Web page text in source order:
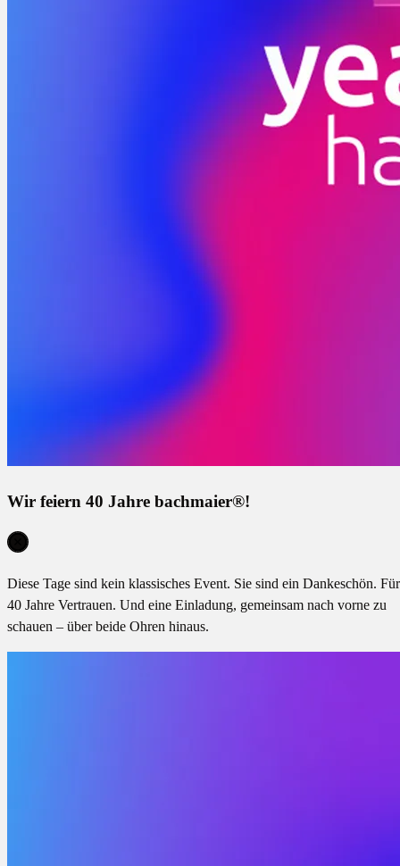
Wir feiern 40 Jahre bachmaier®!
Diese Tage sind kein klassisches Event. Sie sind ein Dankeschön. Für
40 Jahre Vertrauen. Und eine Einladung, gemeinsam nach vorne zu
schauen – über beide Ohren hinaus.